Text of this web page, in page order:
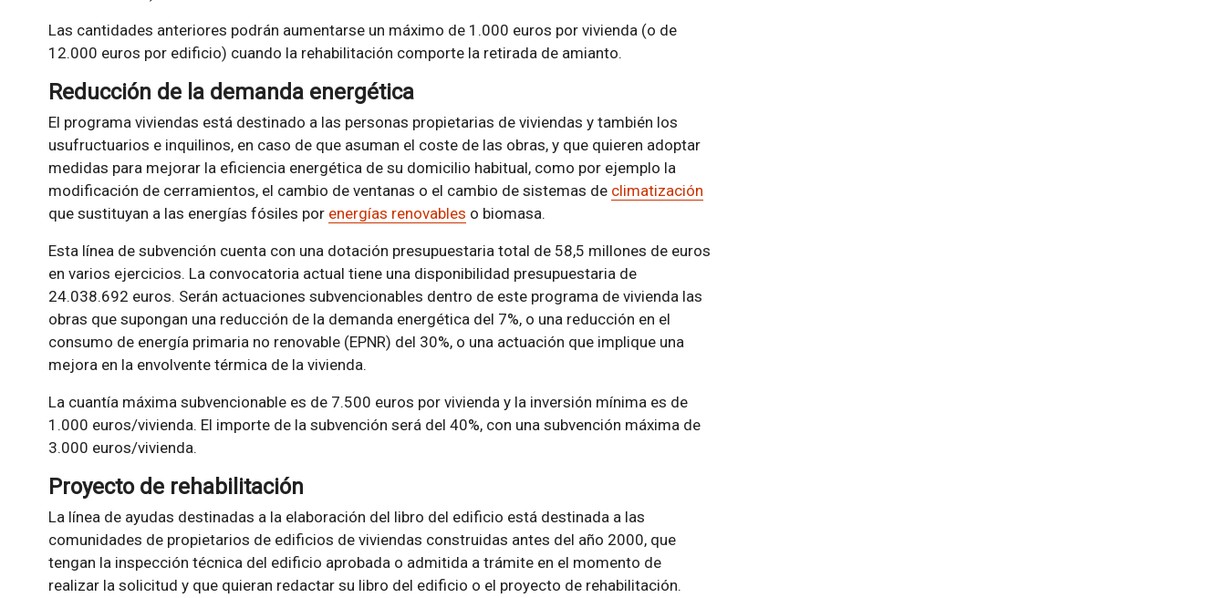
Las cantidades anteriores podrán aumentarse un máximo de 1.000 euros por vivienda (o de
12.000 euros por edificio) cuando la rehabilitación comporte la retirada de amianto.
Reducción de la demanda energética
El programa viviendas está destinado a las personas propietarias de viviendas y también los
usufructuarios e inquilinos, en caso de que asuman el coste de las obras, y que quieren adoptar
medidas para mejorar la eficiencia energética de su domicilio habitual, como por ejemplo la
modificación de cerramientos, el cambio de ventanas o el cambio de sistemas de climatización
que sustituyan a las energías fósiles por energías renovables o biomasa.
Esta línea de subvención cuenta con una dotación presupuestaria total de 58,5 millones de euros
en varios ejercicios. La convocatoria actual tiene una disponibilidad presupuestaria de
24.038.692 euros. Serán actuaciones subvencionables dentro de este programa de vivienda las
obras que supongan una reducción de la demanda energética del 7%, o una reducción en el
consumo de energía primaria no renovable (EPNR) del 30%, o una actuación que implique una
mejora en la envolvente térmica de la vivienda.
La cuantía máxima subvencionable es de 7.500 euros por vivienda y la inversión mínima es de
1.000 euros/vivienda. El importe de la subvención será del 40%, con una subvención máxima de
3.000 euros/vivienda.
Proyecto de rehabilitación
La línea de ayudas destinadas a la elaboración del libro del edificio está destinada a las
comunidades de propietarios de edificios de viviendas construidas antes del año 2000, que
tengan la inspección técnica del edificio aprobada o admitida a trámite en el momento de
realizar la solicitud y que quieran redactar su libro del edificio o el proyecto de rehabilitación.